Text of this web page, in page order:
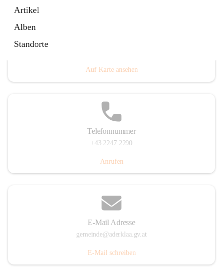
Artikel
Alben
Standorte
Auf Karte ansehen
Telefonnummer
+43 2247 2290
Anrufen
E-Mail Adresse
gemeinde@aderklaa.gv.at
E-Mail schreiben